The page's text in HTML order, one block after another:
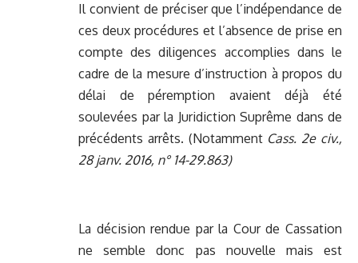
Il convient de préciser que l’indépendance de
ces deux procédures et l’absence de prise en
compte des diligences accomplies dans le
cadre de la mesure d’instruction à propos du
délai de péremption avaient déjà été
soulevées par la Juridiction Suprême dans de
précédents arrêts. (Notamment Cass. 2e civ.,
28 janv. 2016, n° 14-29.863)
La décision rendue par la Cour de Cassation
ne semble donc pas nouvelle mais est